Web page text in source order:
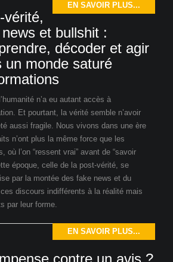
EN SAVOIR PLUS...
vérité,
et bullshit :
décoder et agir
un monde saturé
n’a eu autant accès à
Et pourtant, la vérité semble n’avoir
aussi fragile. Nous vivons dans une ère
n’ont plus la même force que les
où l’on “ressent vrai” avant de “savoir
époque, celle de la post-vérité, se
par la montée des fake news et du
discours indifférents à la réalité mais
par leur forme.
EN SAVOIR PLUS...
contre un avis ?